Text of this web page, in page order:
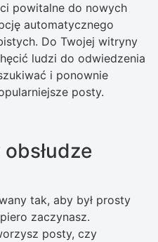
powitalne do nowych
automatycznego
Do Twojej witryny
ludzi do odwiedzenia
i ponownie
posty.
tak, aby był prosty
zaczynasz.
posty, czy